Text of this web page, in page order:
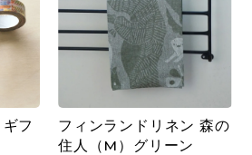
フ
フィンランドリネン 森の
住人（M）グリーン